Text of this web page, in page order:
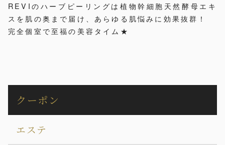
REVIのハーブピーリングは植物幹細胞天然酵母エキ
スを肌の奥まで届け、あらゆる肌悩みに効果抜群！
完全個室で至福の美容タイム★
クーポン
エステ